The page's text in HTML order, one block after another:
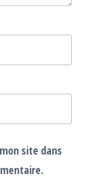
site dans